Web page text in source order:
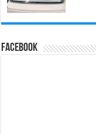
Facebook